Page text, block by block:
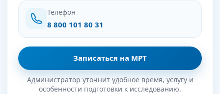
Телефон
8 800 101 80 31
Записаться на МРТ
Администратор уточнит удобное время, услугу и
особенности подготовки к исследованию.